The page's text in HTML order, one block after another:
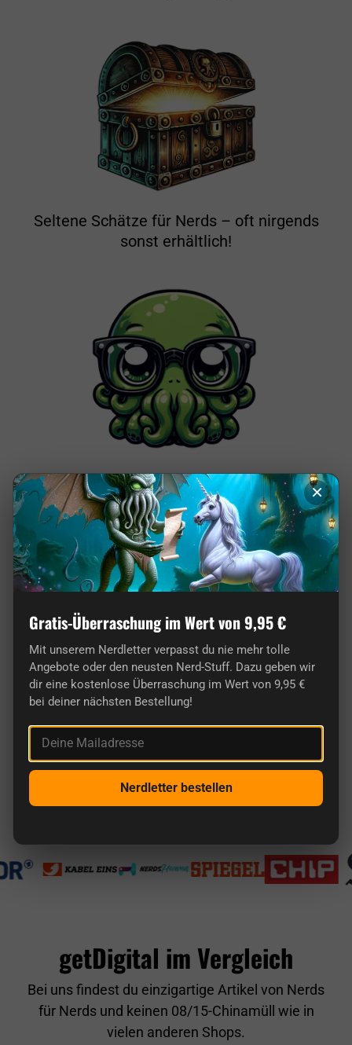
Seltene Schätze für Nerds – oft nirgends
sonst erhältlich!
Von Nerds für Nerds: Unser Shop ist pure
Leidenschaft!
Hier findest du wirklich originelle Geschenke
für Nerds.
getDigital im Vergleich
Bei uns findest du einzigartige Artikel von Nerds
für Nerds und keinen 08/15-Chinamüll wie in
vielen anderen Shops.
×
Gratis-Überraschung im Wert von 9,95 €
Mit unserem Nerdletter verpasst du nie mehr tolle
Angebote oder den neusten Nerd-Stuff. Dazu geben wir
dir eine kostenlose Überraschung im Wert von 9,95 €
bei deiner nächsten Bestellung!
Deine Mailadresse
Nerdletter bestellen